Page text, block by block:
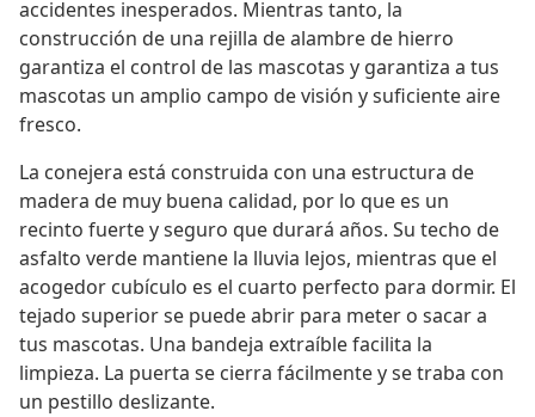
accidentes inesperados. Mientras tanto, la
construcción de una rejilla de alambre de hierro
garantiza el control de las mascotas y garantiza a tus
mascotas un amplio campo de visión y suficiente aire
fresco.
La conejera está construida con una estructura de
madera de muy buena calidad, por lo que es un
recinto fuerte y seguro que durará años. Su techo de
asfalto verde mantiene la lluvia lejos, mientras que el
acogedor cubículo es el cuarto perfecto para dormir. El
tejado superior se puede abrir para meter o sacar a
tus mascotas. Una bandeja extraíble facilita la
limpieza. La puerta se cierra fácilmente y se traba con
un pestillo deslizante.